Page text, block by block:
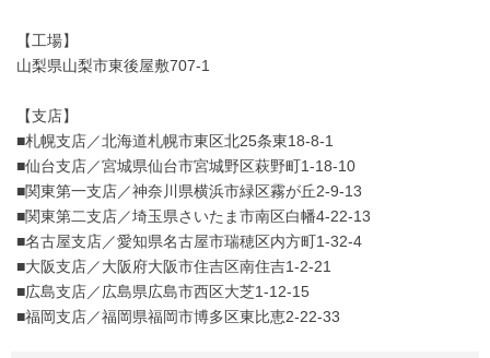
【工場】
山梨県山梨市東後屋敷707-1
【支店】
■札幌支店／北海道札幌市東区北25条東18-8-1
■仙台支店／宮城県仙台市宮城野区萩野町1-18-10
■関東第一支店／神奈川県横浜市緑区霧が丘2-9-13
■関東第二支店／埼玉県さいたま市南区白幡4-22-13
■名古屋支店／愛知県名古屋市瑞穂区内方町1-32-4
■大阪支店／大阪府大阪市住吉区南住吉1-2-21
■広島支店／広島県広島市西区大芝1-12-15
■福岡支店／福岡県福岡市博多区東比恵2-22-33